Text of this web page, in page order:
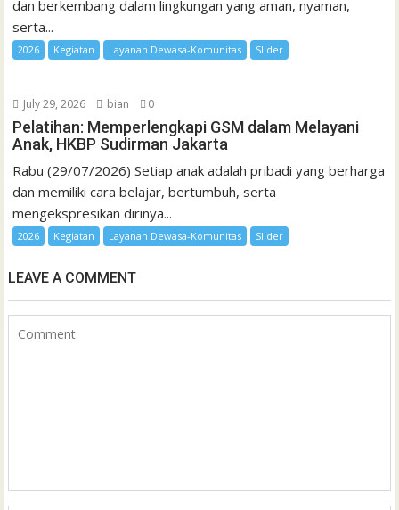
dan berkembang dalam lingkungan yang aman, nyaman,
serta...
2026 Kegiatan Layanan Dewasa-Komunitas Slider
July 29, 2026 bian 0
Pelatihan: Memperlengkapi GSM dalam Melayani
Anak, HKBP Sudirman Jakarta
Rabu (29/07/2026) Setiap anak adalah pribadi yang berharga
dan memiliki cara belajar, bertumbuh, serta
mengekspresikan dirinya...
2026 Kegiatan Layanan Dewasa-Komunitas Slider
LEAVE A COMMENT